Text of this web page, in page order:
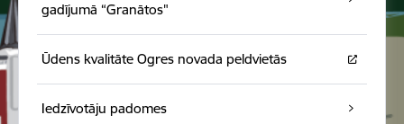
gadījumā “Granātos"
Ūdens kvalitāte Ogres novada peldvietās
Iedzīvotāju padomes